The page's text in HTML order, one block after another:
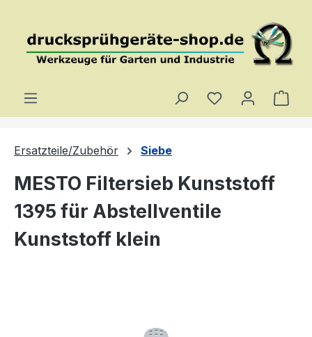
Du hast 0
Ersatzteile/Zubehör Siebe
MESTO Filtersieb Kunststoff
1395 für Abstellventile
Kunststoff klein